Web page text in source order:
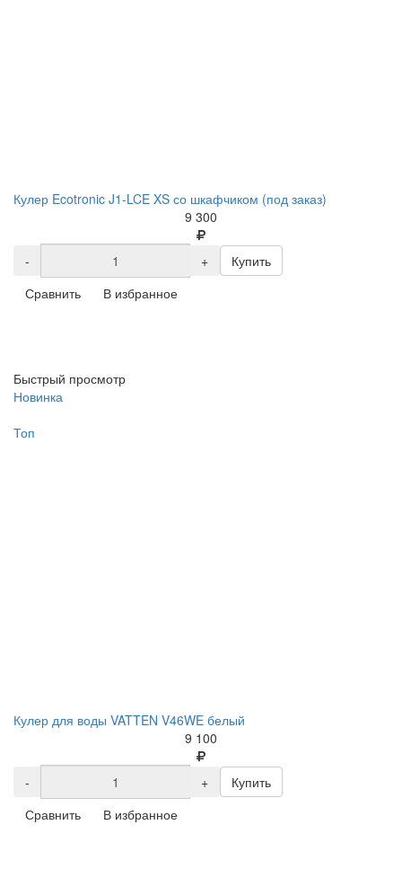
Кулер Ecotronic J1-LCE XS со шкафчиком (под заказ)
9 300
- +
Купить
Сравнить
В избранное
Быстрый просмотр
Новинка
Топ
Кулер для воды VATTEN V46WE белый
9 100
- +
Купить
Сравнить
В избранное